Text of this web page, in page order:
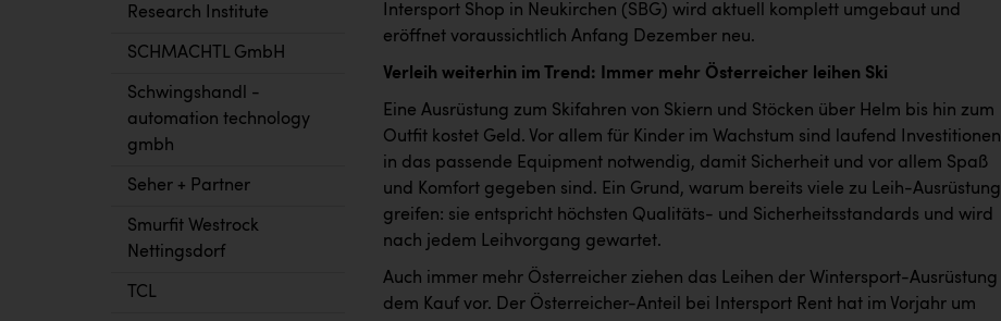
Research Institute
SCHMACHTL GmbH
Schwingshandl -
automation technology
gmbh
Seher + Partner
Smurfit Westrock
Nettingsdorf
TCL
Intersport Shop in Neukirchen (SBG) wird aktuell komplett umgebaut und
eröffnet voraussichtlich Anfang Dezember neu.
Verleih weiterhin im Trend: Immer mehr Österreicher leihen Ski
Eine Ausrüstung zum Skifahren von Skiern und Stöcken über Helm bis hin zum
Outfit kostet Geld. Vor allem für Kinder im Wachstum sind laufend Investitionen
in das passende Equipment notwendig, damit Sicherheit und vor allem Spaß
und Komfort gegeben sind. Ein Grund, warum bereits viele zu Leih-Ausrüstung
greifen: sie entspricht höchsten Qualitäts- und Sicherheitsstandards und wird
nach jedem Leihvorgang gewartet.
Auch immer mehr Österreicher ziehen das Leihen der Wintersport-Ausrüstung
dem Kauf vor. Der Österreicher-Anteil bei Intersport Rent hat im Vorjahr um